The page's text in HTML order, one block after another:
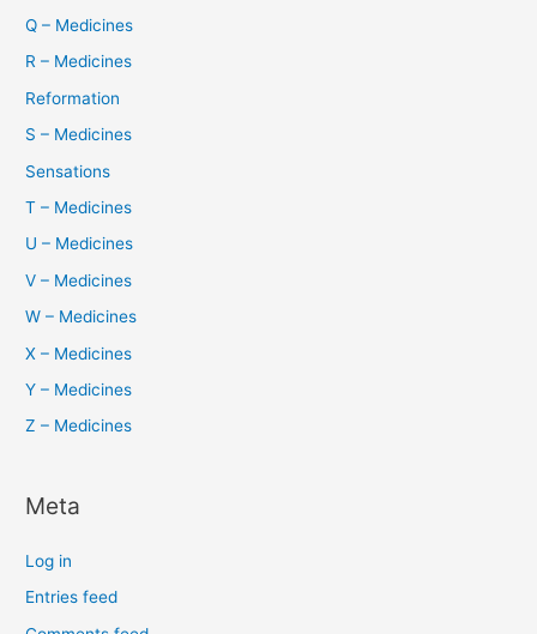
Q – Medicines
R – Medicines
Reformation
S – Medicines
Sensations
T – Medicines
U – Medicines
V – Medicines
W – Medicines
X – Medicines
Y – Medicines
Z – Medicines
Meta
Log in
Entries feed